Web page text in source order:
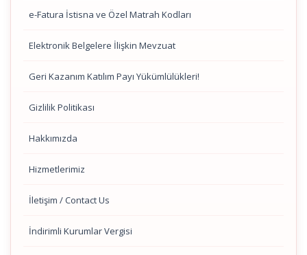
e-Fatura İstisna ve Özel Matrah Kodları
Elektronik Belgelere İlişkin Mevzuat
Geri Kazanım Katılım Payı Yükümlülükleri!
Gizlilik Politikası
Hakkımızda
Hizmetlerimiz
İletişim / Contact Us
İndirimli Kurumlar Vergisi